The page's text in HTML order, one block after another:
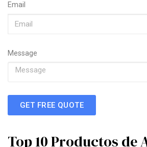
Email
Message
GET FREE QUOTE
Top 10 Productos de